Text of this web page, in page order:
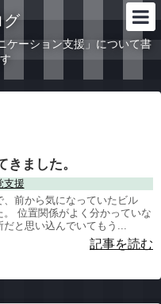
グ
ケーション支援」について書
きました。
支援
、前から気になっていたビル
。 位置関係がよく分かっていな
と思い込んでいてもう...
記事を読む